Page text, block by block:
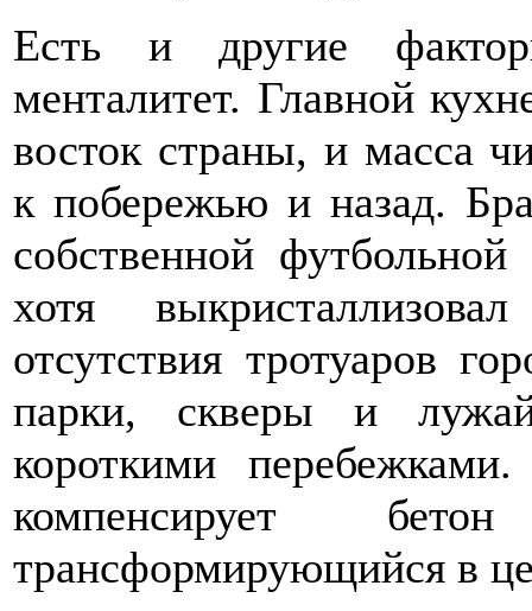
Есть и другие
менталитет. Главной
восток страны, и масса
к побережью и назад.
собственной
хотя
отсутствия тротуаров
парки, скверы и
короткими
компенсирует
трансформирующийся в